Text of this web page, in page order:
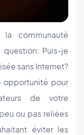
communauté
Puis-je
sans Internet?
opportunité pour
de votre
ou pas reliées
éviter les